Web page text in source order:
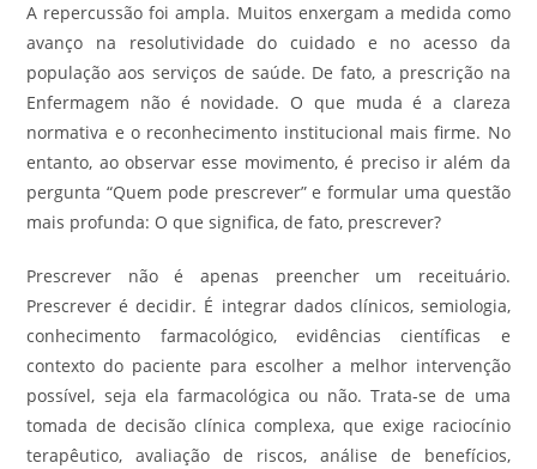
A repercussão foi ampla. Muitos enxergam a medida como
avanço na resolutividade do cuidado e no acesso da
população aos serviços de saúde. De fato, a prescrição na
Enfermagem não é novidade. O que muda é a clareza
normativa e o reconhecimento institucional mais firme. No
entanto, ao observar esse movimento, é preciso ir além da
pergunta “Quem pode prescrever” e formular uma questão
mais profunda: O que significa, de fato, prescrever?
Prescrever não é apenas preencher um receituário.
Prescrever é decidir. É integrar dados clínicos, semiologia,
conhecimento farmacológico, evidências científicas e
contexto do paciente para escolher a melhor intervenção
possível, seja ela farmacológica ou não. Trata-se de uma
tomada de decisão clínica complexa, que exige raciocínio
terapêutico, avaliação de riscos, análise de benefícios,